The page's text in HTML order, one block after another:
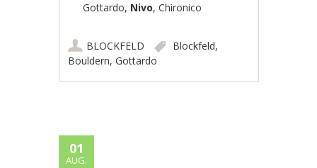
Gottardo, Nivo, Chironico
BLOCKFELD Blockfeld,
Bouldern,Gottardo
01
AUG.